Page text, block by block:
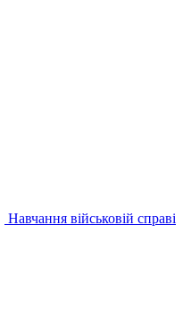
Навчання військовій справі